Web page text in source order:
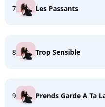
7 Les Passants
8 Trop Sensible
9 Prends Garde A Ta